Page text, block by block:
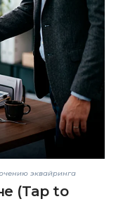
эквайринга
(Tap to